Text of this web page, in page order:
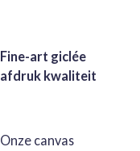
Fine-art giclée
afdruk kwaliteit
Onze canvas